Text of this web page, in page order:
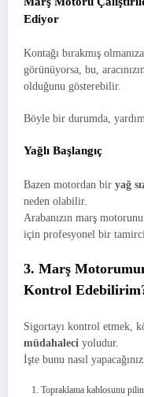
Ediyor
Kontağı bırakmış
görünüyorsa, bu,
olduğunu gösterebilir.
Böyle bir durumda,
Yağlı Başlangıç
Bazen motordan bir yağ
neden olabilir.
Arabanızın marş
için profesyonel bir tamirci
3. Marş Motorumun
Kontrol
Sigortayı kontrol etmek,
müdahaleci yoludur.
İşte bunu nasıl
Topraklama kablosunu